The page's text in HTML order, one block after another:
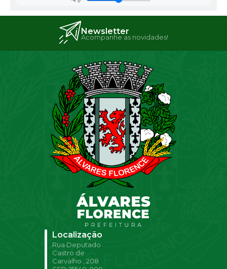
Newsletter
Acompanhe as novidades!
Localização
Rua Deputado
Castro de
Carvalho , 208